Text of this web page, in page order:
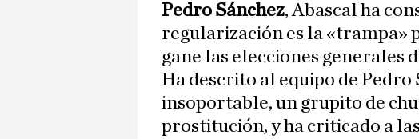
Pedro Sánchez, Abascal ha
regularización es la «trampa»
gane las elecciones generales
Ha descrito al equipo de Pedro
insoportable, un grupito de
prostitución, y ha criticado a